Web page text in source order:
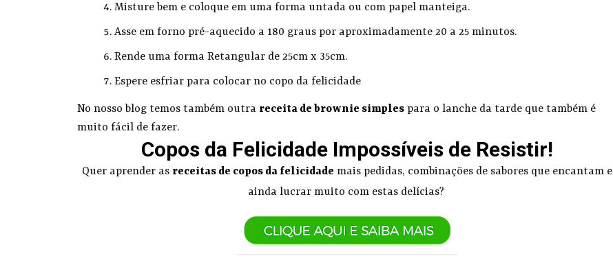
Misture bem e coloque em uma forma untada ou com papel manteiga.
Asse em forno pré-aquecido a 180 graus por aproximadamente 20 a 25 minutos.
Rende uma forma Retangular de 25cm x 35cm.
Espere esfriar para colocar no copo da felicidade
No nosso blog temos também outra receita de brownie simples para o lanche da tarde que também é
muito fácil de fazer.
Copos da Felicidade Impossíveis de Resistir!
Quer aprender as receitas de copos da felicidade mais pedidas, combinações de sabores que encantam e
ainda lucrar muito com estas delícias?